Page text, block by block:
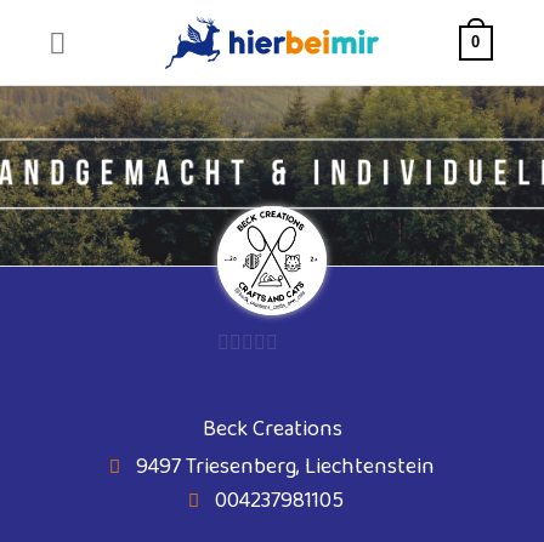
0
5
Beck Creations
9497 Triesenberg, Liechtenstein
004237981105